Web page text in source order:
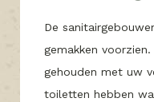
De
gemakken
gehouden met uw
toiletten hebben